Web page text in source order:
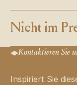
Nicht im
Kontaktieren Sie
Inspiriert Sie